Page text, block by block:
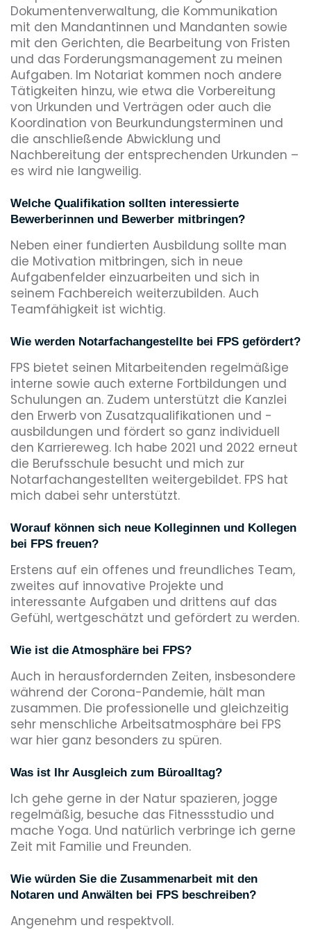
Dokumentenverwaltung, die Kommunikation
mit den Mandantinnen und Mandanten sowie
mit den Gerichten, die Bearbeitung von Fristen
und das Forderungsmanagement zu meinen
Aufgaben. Im Notariat kommen noch andere
Tätigkeiten hinzu, wie etwa die Vorbereitung
von Urkunden und Verträgen oder auch die
Koordination von Beurkundungsterminen und
die anschließende Abwicklung und
Nachbereitung der entsprechenden Urkunden –
es wird nie langweilig.
Welche Qualifikation sollten interessierte
Bewerberinnen und Bewerber mitbringen?
Neben einer fundierten Ausbildung sollte man
die Motivation mitbringen, sich in neue
Aufgabenfelder einzuarbeiten und sich in
seinem Fachbereich weiterzubilden. Auch
Teamfähigkeit ist wichtig.
Wie werden Notarfachangestellte bei FPS gefördert?
FPS bietet seinen Mitarbeitenden regelmäßige
interne sowie auch externe Fortbildungen und
Schulungen an. Zudem unterstützt die Kanzlei
den Erwerb von Zusatzqualifikationen und -
ausbildungen und fördert so ganz individuell
den Karriereweg. Ich habe 2021 und 2022 erneut
die Berufsschule besucht und mich zur
Notarfachangestellten weitergebildet. FPS hat
mich dabei sehr unterstützt.
Worauf können sich neue Kolleginnen und Kollegen
bei FPS freuen?
Erstens auf ein offenes und freundliches Team,
zweites auf innovative Projekte und
interessante Aufgaben und drittens auf das
Gefühl, wertgeschätzt und gefördert zu werden.
Wie ist die Atmosphäre bei FPS?
Auch in herausfordernden Zeiten, insbesondere
während der Corona-Pandemie, hält man
zusammen. Die professionelle und gleichzeitig
sehr menschliche Arbeitsatmosphäre bei FPS
war hier ganz besonders zu spüren.
Was ist Ihr Ausgleich zum Büroalltag?
Ich gehe gerne in der Natur spazieren, jogge
regelmäßig, besuche das Fitnessstudio und
mache Yoga. Und natürlich verbringe ich gerne
Zeit mit Familie und Freunden.
Wie würden Sie die Zusammenarbeit mit den
Notaren und Anwälten bei FPS beschreiben?
Angenehm und respektvoll.